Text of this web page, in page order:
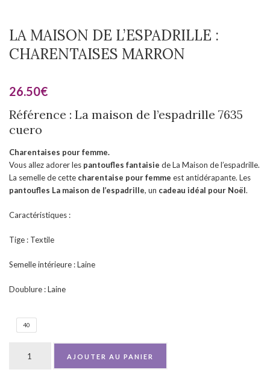
LA MAISON DE L’ESPADRILLE :
CHARENTAISES MARRON
26.50€
Référence : La maison de l’espadrille 7635
cuero
Charentaises pour femme.
Vous allez adorer les pantoufles fantaisie de La Maison de l’espadrille.
La semelle de cette charentaise pour femme est antidérapante. Les
pantoufles La maison de l’espadrille, un cadeau idéal pour Noël.
Caractéristiques :
Tige : Textile
Semelle intérieure : Laine
Doublure : Laine
40
AJOUTER AU PANIER